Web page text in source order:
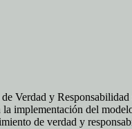
Verdad y
implementación del
de verdad y